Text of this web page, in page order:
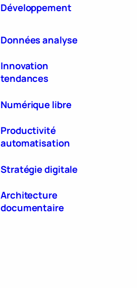
Développement
Données analyse
Innovation
tendances
Numérique libre
Productivité
automatisation
Stratégie digitale
Architecture
documentaire